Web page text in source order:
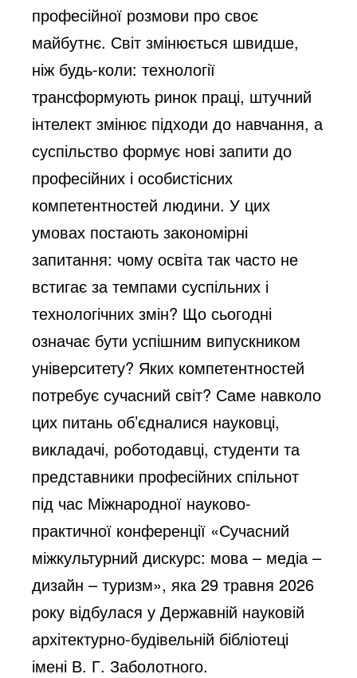
професійної розмови про своє
майбутнє. Світ змінюється швидше,
ніж будь-коли: технології
трансформують ринок праці, штучний
інтелект змінює підходи до навчання, а
суспільство формує нові запити до
професійних і особистісних
компетентностей людини. У цих
умовах постають закономірні
запитання: чому освіта так часто не
встигає за темпами суспільних і
технологічних змін? Що сьогодні
означає бути успішним випускником
університету? Яких компетентностей
потребує сучасний світ? Саме навколо
цих питань об’єдналися науковці,
викладачі, роботодавці, студенти та
представники професійних спільнот
під час Міжнародної науково-
практичної конференції «Сучасний
міжкультурний дискурс: мова – медіа –
дизайн – туризм», яка 29 травня 2026
року відбулася у Державній науковій
архітектурно-будівельній бібліотеці
імені В. Г. Заболотного.